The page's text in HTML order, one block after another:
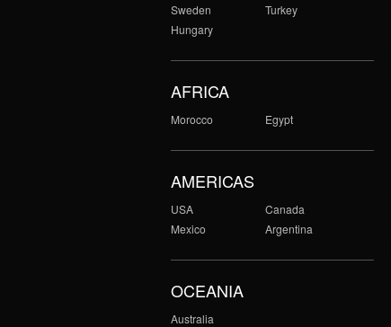
Sweden
Turkey
Hungary
AFRICA
Morocco Egypt
AMERICAS
USA
Canada
Mexico
Argentina
OCEANIA
Australia